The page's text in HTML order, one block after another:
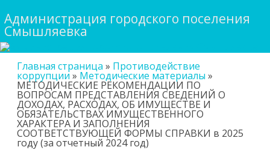
Администрация городского поселения
Смышляевка
to
content
Главная страница » Противодействие
коррупции » Методические материалы »
МЕТОДИЧЕСКИЕ РЕКОМЕНДАЦИИ ПО
ВОПРОСАМ ПРЕДСТАВЛЕНИЯ СВЕДЕНИЙ О
ДОХОДАХ, РАСХОДАХ, ОБ ИМУЩЕСТВЕ И
ОБЯЗАТЕЛЬСТВАХ ИМУЩЕСТВЕННОГО
ХАРАКТЕРА И ЗАПОЛНЕНИЯ
СООТВЕТСТВУЮЩЕЙ ФОРМЫ СПРАВКИ в 2025
году (за отчетный 2024 год)